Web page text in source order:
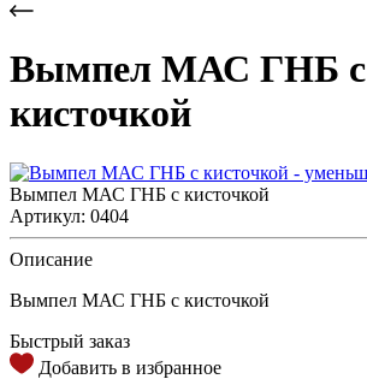
Вымпел МАС ГНБ с
кисточкой
Вымпел МАС ГНБ с кисточкой
Артикул: 0404
Описание
Вымпел МАС ГНБ с кисточкой
Быстрый заказ
Добавить в избранное